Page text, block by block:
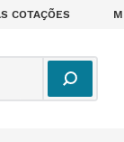
COTAÇÕES